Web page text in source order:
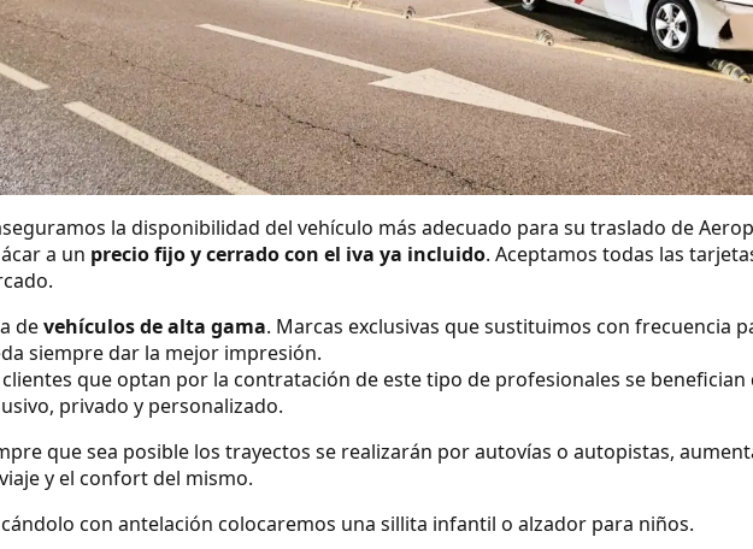
la disponibilidad del vehículo más adecuado para su traslado de
a un precio fijo y cerrado con el iva ya incluido. Aceptamos todas las
devehículos de alta gama. Marcas exclusivas que sustituimos con frecuencia
siempre dar la mejor impresión.
clientes que optan por la contratación de este tipo de profesionales se benefician
privado y personalizado.
que sea posible los trayectos se realizarán por autovías o autopistas,
y el confort del mismo.
con antelación colocaremos una sillita infantil o alzador para niños.